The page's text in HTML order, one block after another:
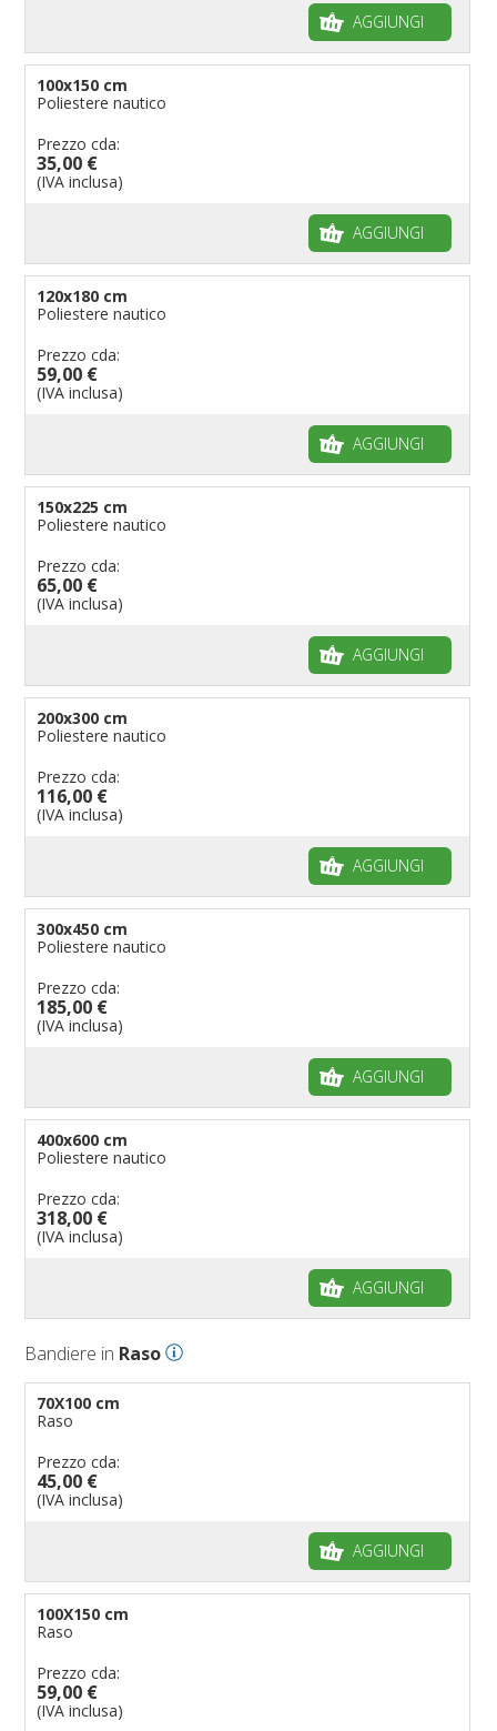
AGGIUNGI
100x150 cm
Poliestere nautico
Prezzo cda:
35,00 €
(IVA inclusa)
AGGIUNGI
120x180 cm
Poliestere nautico
Prezzo cda:
59,00 €
(IVA inclusa)
AGGIUNGI
150x225 cm
Poliestere nautico
Prezzo cda:
65,00 €
(IVA inclusa)
AGGIUNGI
200x300 cm
Poliestere nautico
Prezzo cda:
116,00 €
(IVA inclusa)
AGGIUNGI
300x450 cm
Poliestere nautico
Prezzo cda:
185,00 €
(IVA inclusa)
AGGIUNGI
400x600 cm
Poliestere nautico
Prezzo cda:
318,00 €
(IVA inclusa)
AGGIUNGI
Bandiere in Raso
70X100 cm
Raso
Prezzo cda:
45,00 €
(IVA inclusa)
AGGIUNGI
100X150 cm
Raso
Prezzo cda:
59,00 €
(IVA inclusa)